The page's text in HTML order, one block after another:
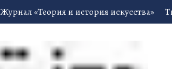
Журнал «Теория и история искусства»